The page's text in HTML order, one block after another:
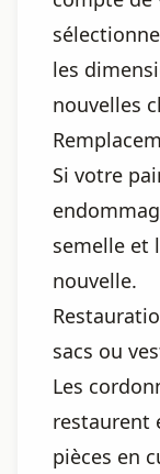
les
nouvelles
Si votre
semelle et
nouvelle.
sacs ou
Les
restaurent
pièces en